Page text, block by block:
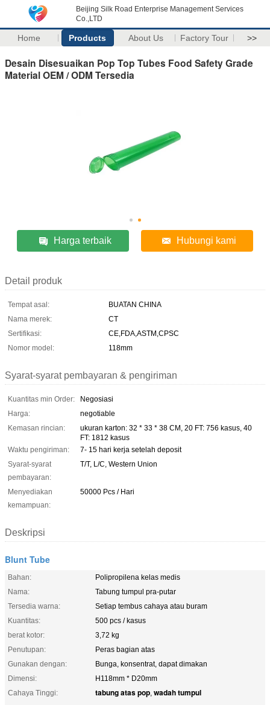
Beijing Silk Road Enterprise Management Services
Co.,LTD
Home Products About Us Factory Tour >>
Desain Disesuaikan Pop Top Tubes Food Safety Grade
Material OEM / ODM Tersedia
Harga terbaik Hubungi kami
Detail produk
Tempat asal:
BUATAN CHINA
Nama merek:
CT
Sertifikasi:
CE,FDA,ASTM,CPSC
Nomor model:
118mm
Syarat-syarat pembayaran & pengiriman
Kuantitas min Order:
Negosiasi
Harga:
negotiable
Kemasan rincian:
ukuran karton: 32 * 33 * 38 CM, 20 FT: 756 kasus, 40
FT: 1812 kasus
Waktu pengiriman:
7- 15 hari kerja setelah deposit
Syarat-syarat
pembayaran:
T/T, L/C, Western Union
Menyediakan
kemampuan:
50000 Pcs / Hari
Deskripsi
Blunt Tube
Bahan:
Polipropilena kelas medis
Nama:
Tabung tumpul pra-putar
Tersedia warna:
Setiap tembus cahaya atau buram
Kuantitas:
500 pcs / kasus
berat kotor:
3,72 kg
Penutupan:
Peras bagian atas
Gunakan dengan:
Bunga, konsentrat, dapat dimakan
Dimensi:
H118mm * D20mm
Cahaya Tinggi:
tabung atas pop, wadah tumpul